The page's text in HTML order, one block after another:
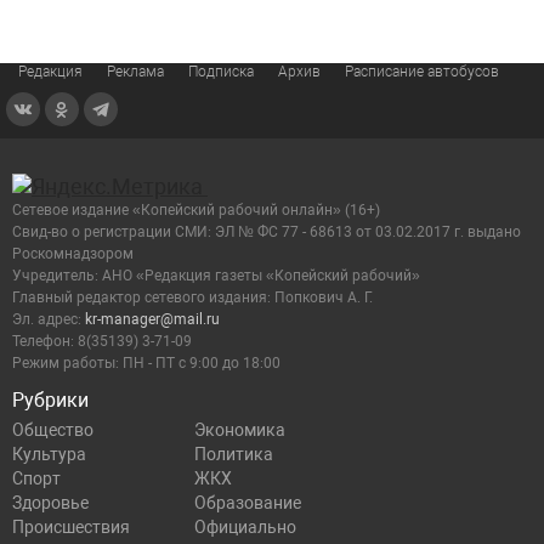
Редакция Реклама Подписка Архив Расписание автобусов
Рубрики
Общество
Экономика
Культура
Политика
Спорт
ЖКХ
Здоровье
Образование
Происшествия
Официально
Сетевое издание «Копейский рабочий онлайн» (16+)
Cвид-во о регистрации СМИ: ЭЛ № ФС 77 - 68613 от 03.02.2017 г. выдано
Роскомнадзором
Учредитель: АНО «Редакция газеты «Копейский рабочий»
Главный редактор сетевого издания: Попкович А. Г.
Эл. адрес: kr-manager@mail.ru
Телефон: 8(35139) 3-71-09
Режим работы: ПН - ПТ с 9:00 до 18:00